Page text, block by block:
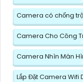
Camera có chống
Camera Cho Công
Camera Nhìn Màn
Lắp Đặt Camera Wifi